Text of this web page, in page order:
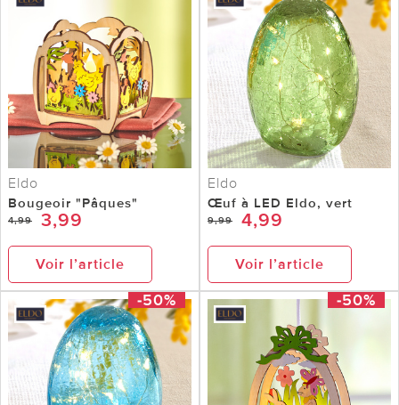
Eldo
Bougeoir "Pâques"
4,99 3,99
Voir l’article
Eldo
Œuf à LED Eldo, vert
9,99 4,99
Voir l’article
-50% -50%